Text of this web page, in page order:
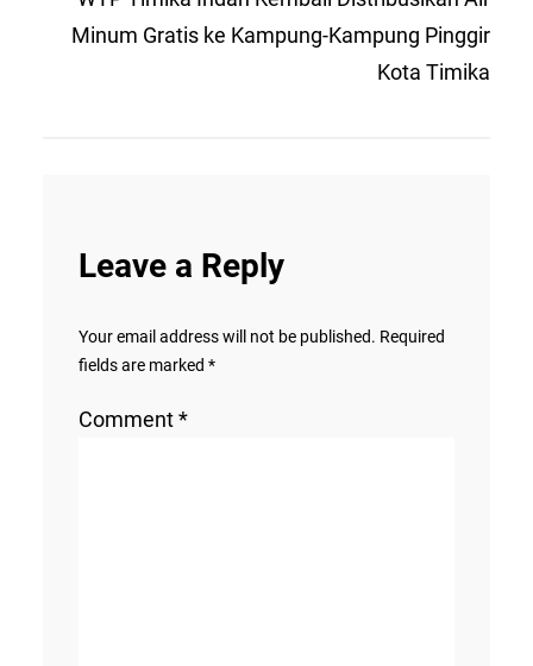
Minum Gratis ke Kampung-Kampung Pinggir
Kota Timika
Leave a Reply
Your email address will not be published. Required
fields are marked *
Comment*